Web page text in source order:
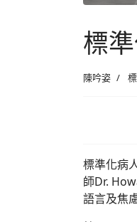
標
陳吟姿
標準化病
師Dr.
語言及焦